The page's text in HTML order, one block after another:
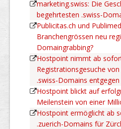
marketing.swiss: Die
begehrtesten .swiss-
Publicitas.ch und
Branchengrössen neu
Domaingrabbing?
Hostpoint nimmt ab
Registrationsgesuche
.swiss-Domains entgegen
Hostpoint blickt auf
Meilenstein von einer
Hostpoint ermöglicht ab
.zuerich-Domains für